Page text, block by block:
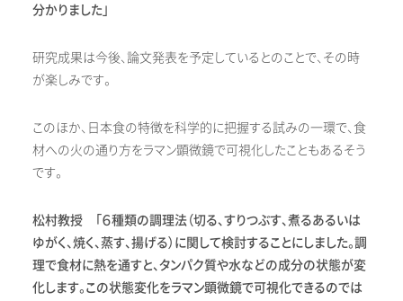
分かりました」
研究成果は今後、論文発表を予定しているとのことで、その時
が楽しみです。
このほか、日本食の特徴を科学的に把握する試みの一環で、食
材への火の通り方をラマン顕微鏡で可視化したこともあるそう
です。
松村教授 「６種類の調理法（切る、すりつぶす、煮るあるいは
ゆがく、焼く、蒸す、揚げる）に関して検討することにしました。調
理で食材に熱を通すと、タンパク質や水などの成分の状態が変
化します。この状態変化をラマン顕微鏡で可視化できるのでは